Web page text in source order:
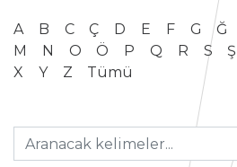
A B C Ç D E F G Ğ
M
N O Ö P Q R S Ş
X
Y Z Tümü